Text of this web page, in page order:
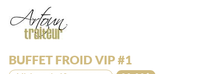
BUFFET FROID VIP #1